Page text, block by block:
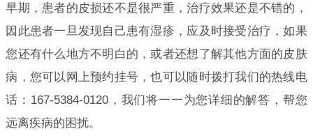
早期，患者的皮损还不是很严重，治疗效果还是不错的，
因此患者一旦发现自己患有湿疹，应及时接受治疗，如果
您还有什么地方不明白的，或者还想了解其他方面的皮肤
病，您可以网上预约挂号，也可以随时拨打我们的热线电
话：167-5384-0120，我们将一一为您详细的解答，帮您
远离疾病的困扰。